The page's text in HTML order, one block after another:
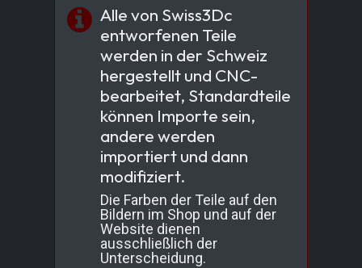
Alle von Swiss3Dc
entworfenen Teile
werden in der Schweiz
hergestellt und CNC-
bearbeitet, Standardteile
können Importe sein,
andere werden
importiert und dann
modifiziert.
Die Farben der Teile auf den
Bildern im Shop und auf der
Website dienen
ausschließlich der
Unterscheidung.